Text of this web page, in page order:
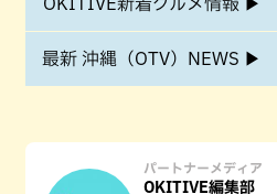
OKITIVE新着グルメ情報 ▶
最新 沖縄（OTV）NEWS ▶
パートナーメディア
OKITIVE編集部